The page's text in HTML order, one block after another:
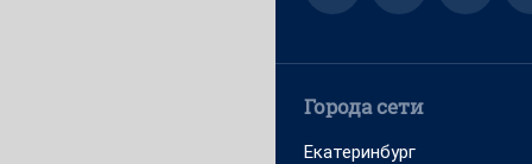
Города сети
Екатеринбург